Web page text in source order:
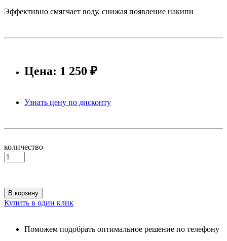
Эффективно смягчает воду, снижая появление накипи
Цена: 1 250 ₽
Узнать цену по дисконту
количество
В корзину
Купить в один клик
Поможем подобрать оптимальное решение по телефону